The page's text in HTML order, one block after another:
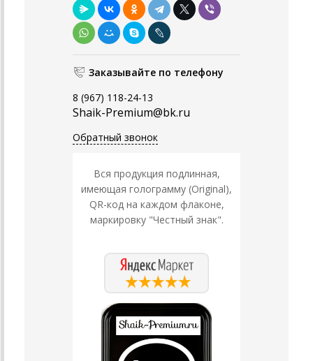
Заказывайте по телефону
8 (967) 118-24-13
Shaik-Premium@bk.ru
Обратный звонок
Вся продукция подлинная,
имеющая голограмму (Original),
QR-код на каждом флаконе,
маркировку "Честный знак".